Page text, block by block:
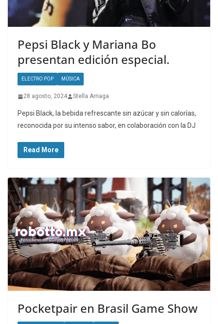
Pepsi Black y Mariana Bo
presentan edición especial.
ELECTRO POP MÚSICA
28 agosto, 2024 Stella Arriaga
Pepsi Black, la bebida refrescante sin azúcar y sin calorías,
reconocida por su intenso sabor, en colaboración con la DJ
Read More
Pocketpair en Brasil Game Show